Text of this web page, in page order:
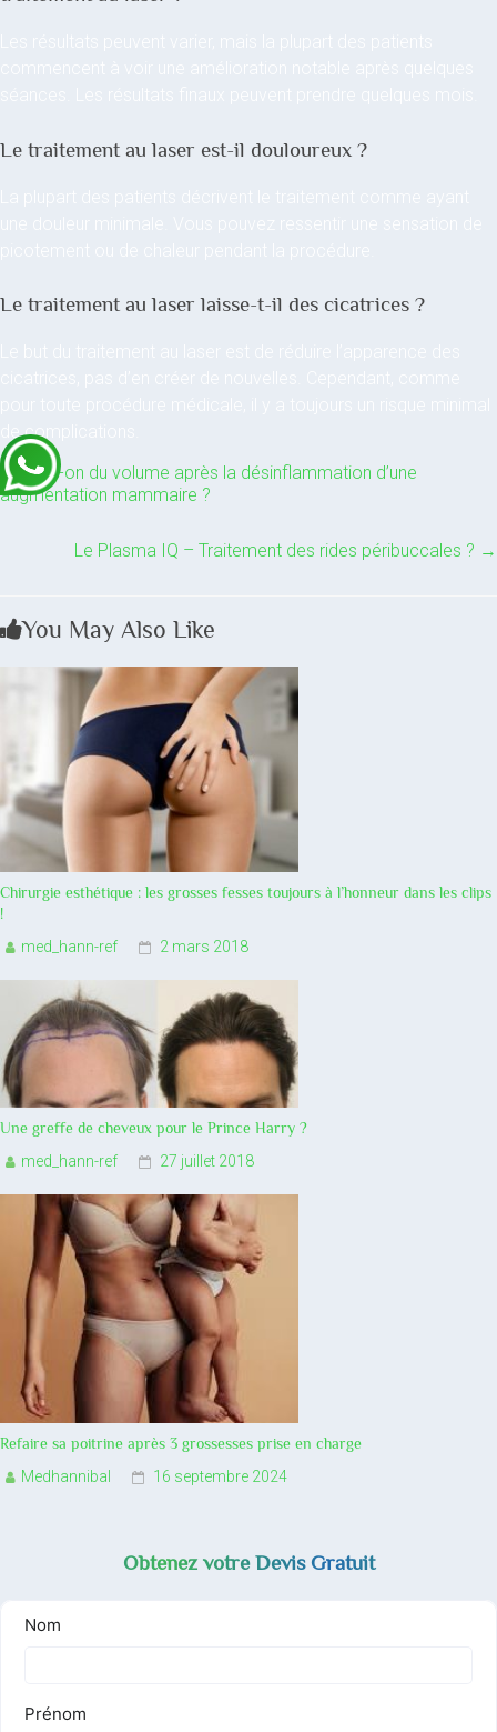
Le traitement au laser est-il douloureux ?
Le traitement au laser laisse-t-il des cicatrices ?
de complications.
← Perd-on du volume après la désinflammation d’une
augmentation mammaire ?
Le Plasma IQ – Traitement des rides péribuccales ? →
You May Also Like
Chirurgie esthétique : les grosses fesses toujours à l’honneur dans les clips
!
med_hann-ref
2 mars 2018
Une greffe de cheveux pour le Prince Harry ?
med_hann-ref
27 juillet 2018
Refaire sa poitrine après 3 grossesses prise en charge
Medhannibal
16 septembre 2024
Obtenez votre Devis Gratuit